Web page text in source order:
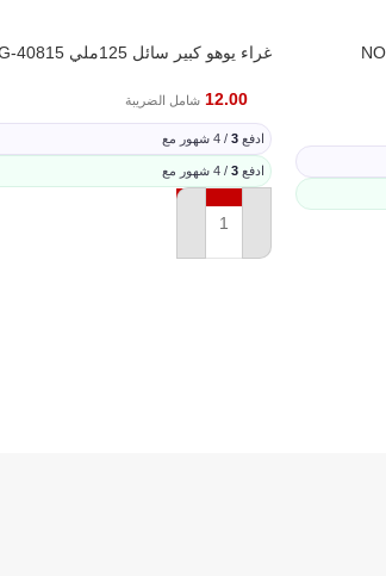
غراء يوهو كبير سائل 125ملي LG-40815
12.00 شامل الضريبة
ادفع 3 / 4 شهور مع
ادفع 3 / 4 شهور مع
إضافة إلى السلة